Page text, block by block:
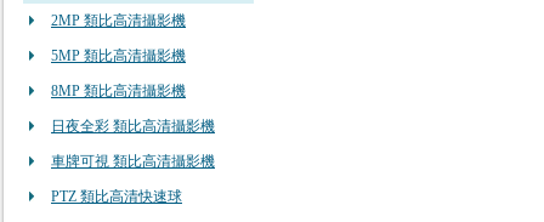
2MP 類比高清攝影機
5MP 類比高清攝影機
8MP 類比高清攝影機
日夜全彩 類比高清攝影機
車牌可視 類比高清攝影機
PTZ 類比高清快速球